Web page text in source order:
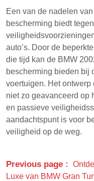
Een van de nadelen
bescherming biedt
auto’s. Door de
die tijd kan de BMW
bescherming bieden bij
voertuigen. Het ontwerp
niet zo geavanceerd op
en passieve
aandachtspunt is voor
veiligheid op de weg.
Previous page
Luxe van BMW Gran